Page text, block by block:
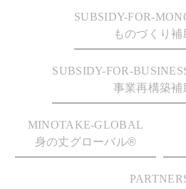
SUBSIDY-FOR-
ものづくり補
SUBSIDY-FOR-
事業再構築補
MINOTAKE-GLOBAL
身の丈グローバル®